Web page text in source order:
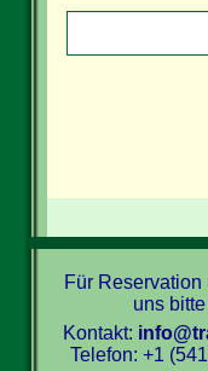
Für
uns
Kontakt:
Telefon: +1